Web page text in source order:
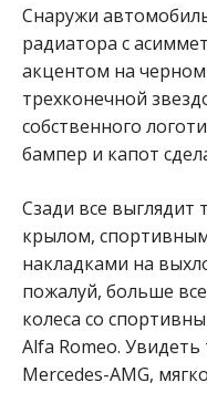
Снаружи
радиатора с
акцентом на
трехконечной
собственного
бампер и капот
Сзади все
крылом,
накладками на
пожалуй, больше
колеса со
Alfa Romeo. Увидеть
Mercedes-AMG,